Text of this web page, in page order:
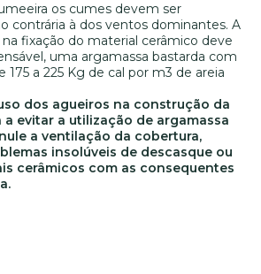
os cumes devem ser
contrária à dos ventos dominantes. A
fixação do material cerâmico deve
uma argamassa bastarda com
a 225 Kg de cal por m3 de areia
dos agueiros na construção da
evitar a utilização de argamassa
a ventilação da cobertura,
insolúveis de descasque ou
cerâmicos com as consequentes